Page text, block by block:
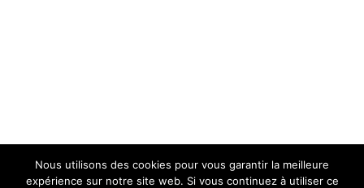
Facebook
Twitter
Partager
Nous utilisons des cookies pour vous garantir la meilleure
expérience sur notre site web. Si vous continuez à utiliser ce